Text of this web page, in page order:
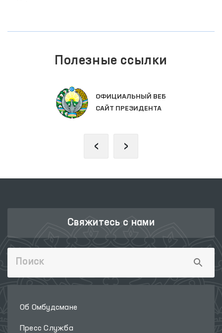
Полезные ссылки
ОФИЦИАЛЬНЫЙ ВЕБ
САЙТ ПРЕЗИДЕНТА
‹ ›
Свяжитесь с нами
Об Омбудсмане
Пресс Служба